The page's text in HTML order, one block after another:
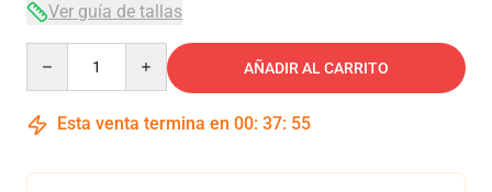
Ver guía de tallas
AÑADIR AL CARRITO
Esta venta termina en 00: 37: 54